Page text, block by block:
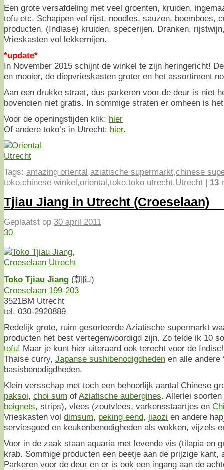
Een grote versafdeling met veel groenten, kruiden,
tofu etc. Schappen vol rijst, noodles, sauzen, boemboes,
producten, (Indiase) kruiden, specerijen. Dranken,
Vrieskasten vol lekkernijen.
*update*
In November 2015 schijnt de winkel te zijn heringericht!
en mooier, de diepvrieskasten groter en het assortiment
Aan een drukke straat, dus parkeren voor de deur is niet
bovendien niet gratis. In sommige straten er omheen is
Voor de openingstijden klik: hier
Of andere toko’s in Utrecht: hier.
Tags: amazing oriental,aziatische supermarkt,chinese
toko,chinese winkel,oriental,toko,toko utrecht,Utrecht | 13
Tjiau Jiang in Utrecht (Croeselaan)
Geplaatst op 30 april 2011
30
Toko Tjiau Jiang (朝阳)
Croeselaan 199-203
3521BM Utrecht
tel. 030-2920889
Redelijk grote, ruim gesorteerde Aziatische supermarkt
producten het best vertegenwoordigd zijn. Zo telde ik 10
tofu! Maar je kunt hier uiteraard ook terecht voor de
Thaise curry, Japanse sushibenodigdheden en alle andere
basisbenodigdheden.
Klein versschap met toch een behoorlijk aantal Chinese
paksoi, choi sum of Aziatische aubergines. Allerlei
beignets, strips), vlees (zoutvlees, varkensstaartjes en
Vrieskasten vol dimsum, peking eend, jiaozi en andere
serviesgoed en keukenbenodigheden als wokken, vijzels
Voor in de zaak staan aquaria met levende vis (tilapia en
krab. Sommige producten een beetje aan de prijzige kant,
Parkeren voor de deur en er is ook een ingang aan de